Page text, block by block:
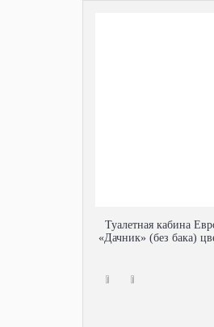
Туалетная кабина
«Дачник» (без бака)